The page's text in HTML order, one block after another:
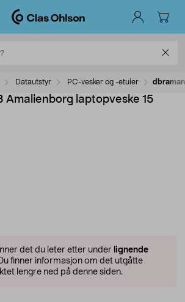
Datautstyr PC-vesker og -etuier
Amalienborg laptopveske 15
det du leter etter under lignende
finner informasjon om det utgåtte
lengre ned på denne siden.